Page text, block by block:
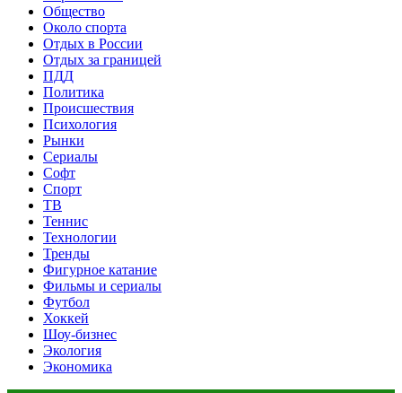
Общество
Около спорта
Отдых в России
Отдых за границей
ПДД
Политика
Происшествия
Психология
Рынки
Сериалы
Софт
Спорт
ТВ
Теннис
Технологии
Тренды
Фигурное катание
Фильмы и сериалы
Футбол
Хоккей
Шоу-бизнес
Экология
Экономика